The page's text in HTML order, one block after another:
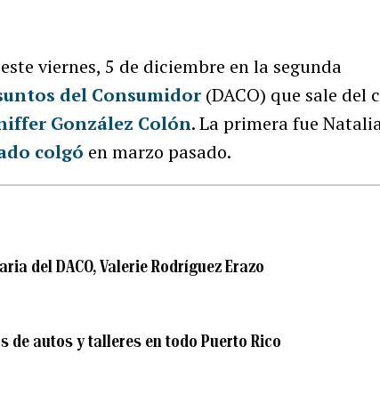
viernes, 5 de diciembre en la segunda
del Consumidor (DACO) que sale del
González Colón. La primera fue
colgó en marzo pasado.
del DACO, Valerie Rodríguez Erazo
de autos y talleres en todo Puerto Rico